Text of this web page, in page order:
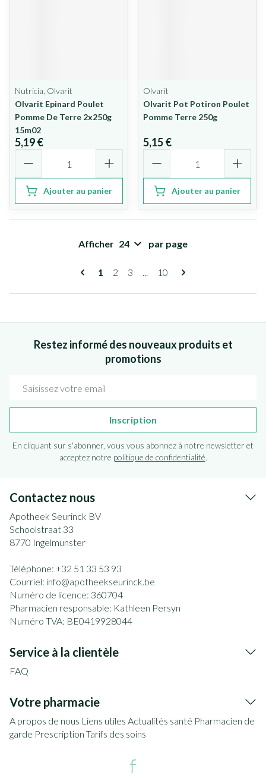
Nutricia, Olvarit
Olvarit Epinard Poulet
Pomme De Terre 2x250g
15m02
5,19 €
Ajouter au panier
Olvarit
Olvarit Pot Potiron Poulet
Pomme Terre 250g
5,15 €
Ajouter au panier
Vous lisez actuellement la page
1 Page
2 Page
3 ... Page
10
Afficher par page
Restez informé des nouveaux produits et
promotions
Inscription
En cliquant sur s'abonner, vous vous abonnez à notre newsletter et
acceptez notre politique de confidentialité.
Contactez nous
Apotheek Seurinck BV
Schoolstraat 33
8770 Ingelmunster
Téléphone: +32 51 33 53 93
Courriel: info@apotheekseurinck.be
Numéro de licence: 360704
Pharmacien responsable: Kathleen Persyn
Numéro TVA: BE0419928044
Service à la clientèle
FAQ
Votre pharmacie
A propos de nous Liens utiles Actualités santé Pharmacien de
garde Prescription Tarifs des soins